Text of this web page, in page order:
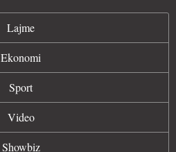
Lajme
Ekonomi
Sport
Video
Showbiz